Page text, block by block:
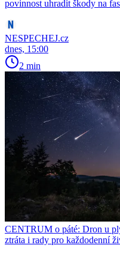
povinnost uhradit škody na
NESPECHEJ.cz
dnes, 15:00
2 min
CENTRUM o páté: Dron u
ztráta i rady pro každodenní